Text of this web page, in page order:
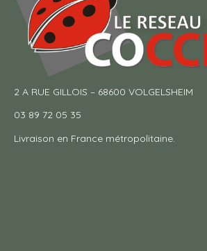
2 A RUE GILLOIS – 68600 VOLGELSHEIM
03 89 72 05 35
Livraison en France métropolitaine.